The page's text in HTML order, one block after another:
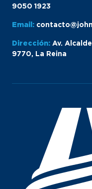
9050 1923
Email:
Dirección: Av.
9770, La Reina